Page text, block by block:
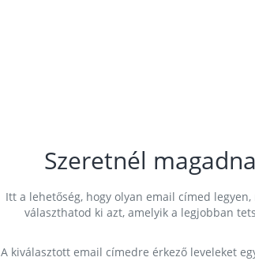
Szeretnél
Itt a lehetőség, hogy olyan email címed
választhatod ki azt, amelyik a legjobban
A kiválasztott email címedre érkező leveleket